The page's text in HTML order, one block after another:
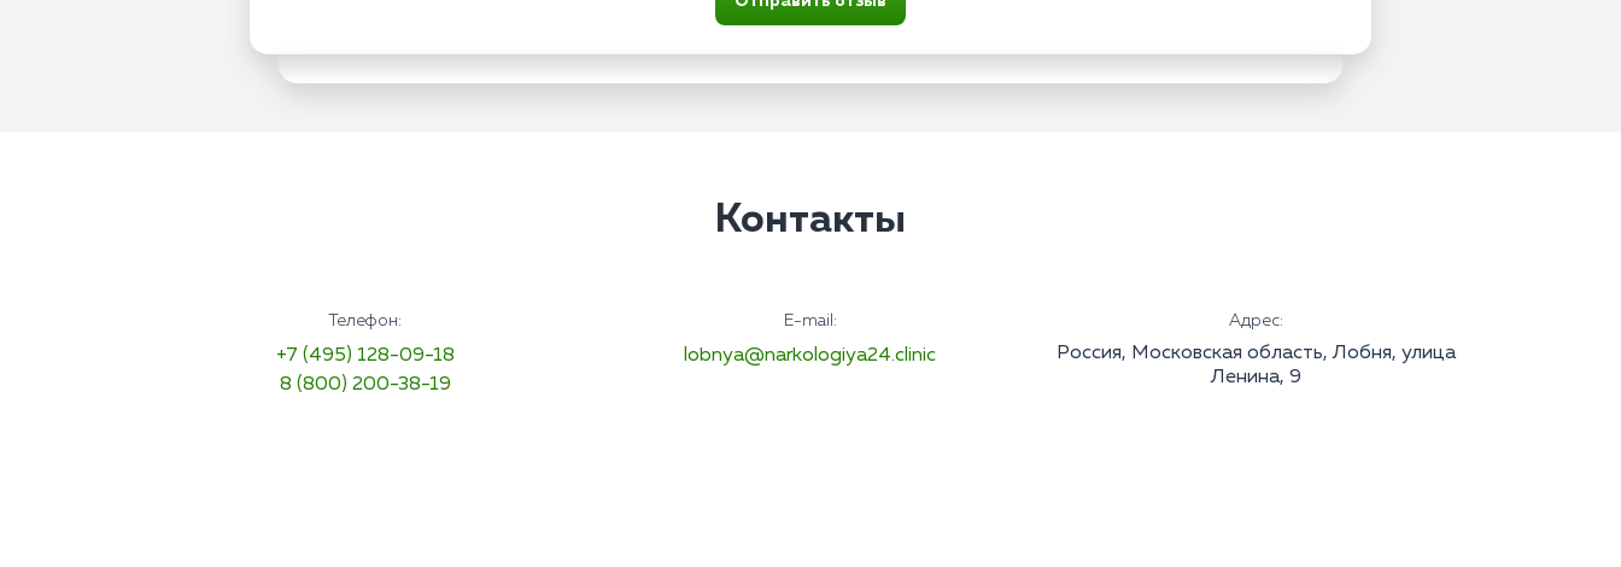
Контакты
Телефон:
+7 (495) 128-09-18
8 (800) 200-38-19
E-mail:
lobnya@narkologiya24.clinic
Адрес:
Россия, Московская область, Лобня, улица
Ленина, 9